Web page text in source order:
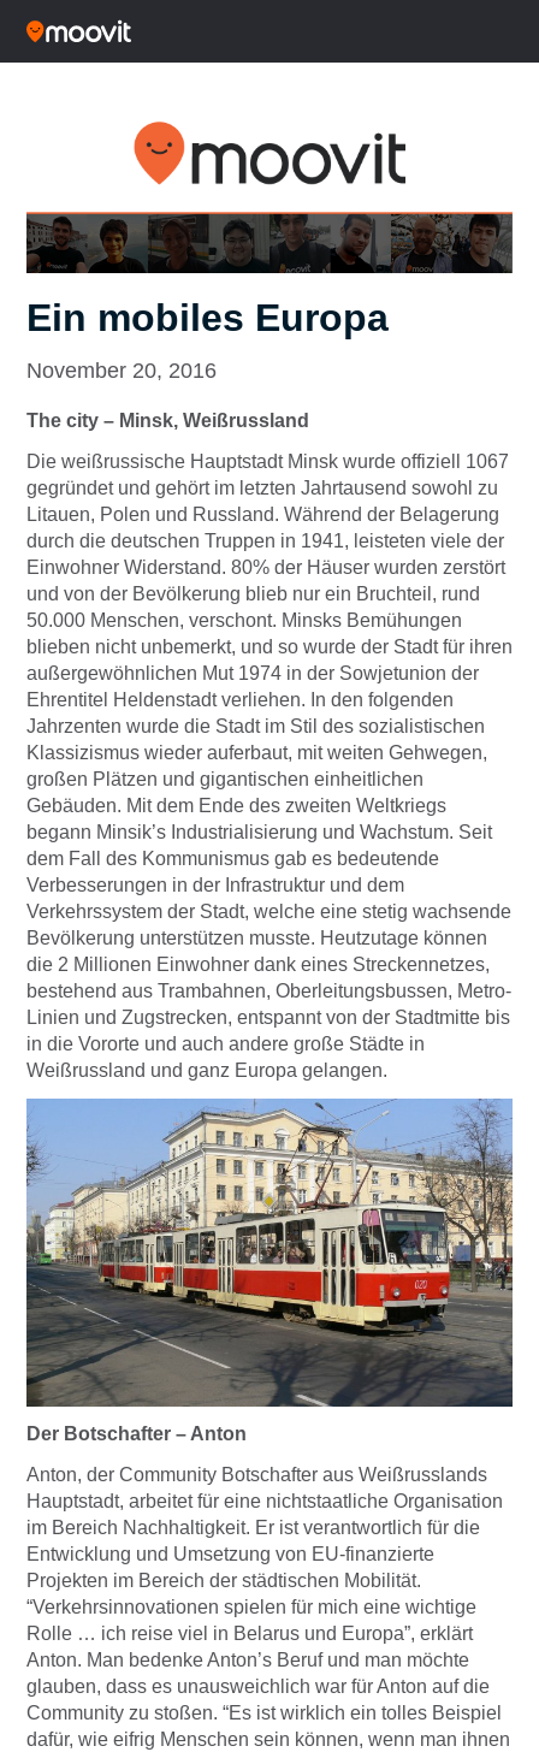
Ein mobiles Europa
November 20, 2016
The city – Minsk, Weißrussland
Die weißrussische Hauptstadt Minsk wurde offiziell 1067
gegründet und gehört im letzten Jahrtausend sowohl zu
Litauen, Polen und Russland. Während der Belagerung
durch die deutschen Truppen in 1941, leisteten viele der
Einwohner Widerstand. 80% der Häuser wurden zerstört
und von der Bevölkerung blieb nur ein Bruchteil, rund
50.000 Menschen, verschont. Minsks Bemühungen
blieben nicht unbemerkt, und so wurde der Stadt für ihren
außergewöhnlichen Mut 1974 in der Sowjetunion der
Ehrentitel Heldenstadt verliehen. In den folgenden
Jahrzenten wurde die Stadt im Stil des sozialistischen
Klassizismus wieder auferbaut, mit weiten Gehwegen,
großen Plätzen und gigantischen einheitlichen
Gebäuden. Mit dem Ende des zweiten Weltkriegs
begann Minsik’s Industrialisierung und Wachstum. Seit
dem Fall des Kommunismus gab es bedeutende
Verbesserungen in der Infrastruktur und dem
Verkehrssystem der Stadt, welche eine stetig wachsende
Bevölkerung unterstützen musste. Heutzutage können
die 2 Millionen Einwohner dank eines Streckennetzes,
bestehend aus Trambahnen, Oberleitungsbussen, Metro-
Linien und Zugstrecken, entspannt von der Stadtmitte bis
in die Vororte und auch andere große Städte in
Weißrussland und ganz Europa gelangen.
Der Botschafter – Anton
Anton, der Community Botschafter aus Weißrusslands
Hauptstadt, arbeitet für eine nichtstaatliche Organisation
im Bereich Nachhaltigkeit. Er ist verantwortlich für die
Entwicklung und Umsetzung von EU-finanzierte
Projekten im Bereich der städtischen Mobilität.
“Verkehrsinnovationen spielen für mich eine wichtige
Rolle … ich reise viel in Belarus und Europa”, erklärt
Anton. Man bedenke Anton’s Beruf und man möchte
glauben, dass es unausweichlich war für Anton auf die
Community zu stoßen. “Es ist wirklich ein tolles Beispiel
dafür, wie eifrig Menschen sein können, wenn man ihnen